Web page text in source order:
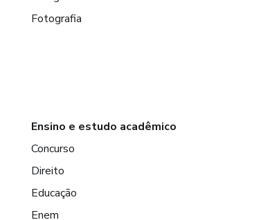
Fotografia
Ensino e estudo acadêmico
Concurso
Direito
Educação
Enem